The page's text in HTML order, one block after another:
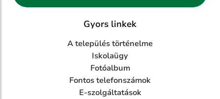
Gyors linkek
A település történelme
Iskolaügy
Fotóalbum
Fontos telefonszámok
E-szolgáltatások